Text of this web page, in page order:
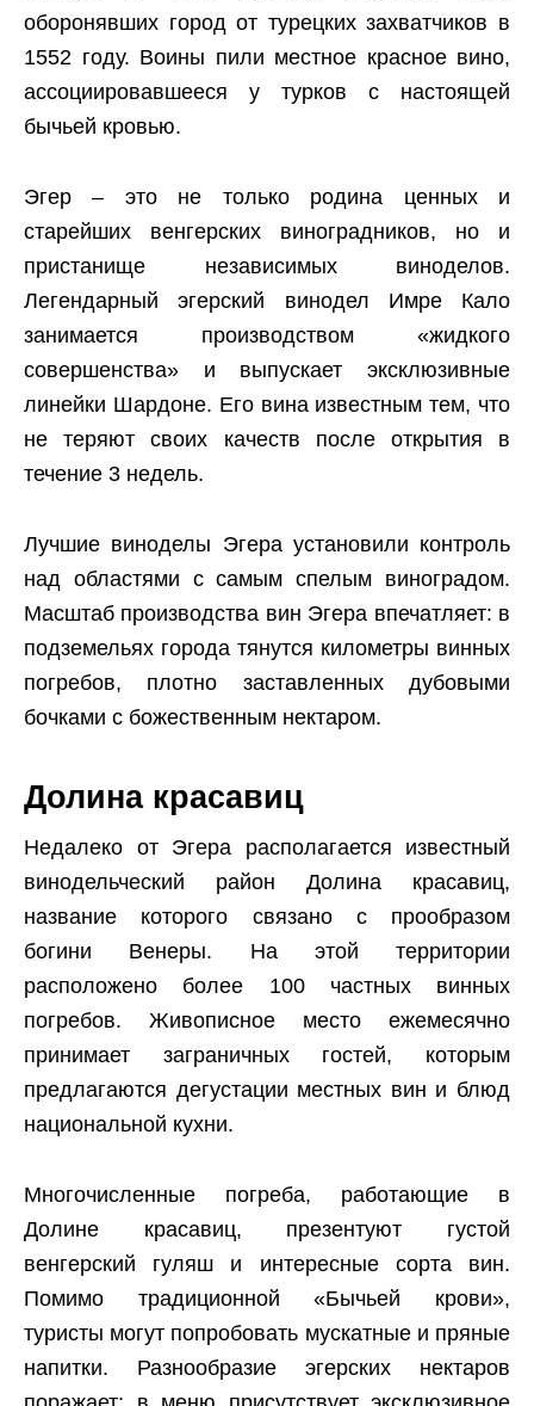
оборонявших город от турецких захватчиков в
1552 году. Воины пили местное красное вино,
ассоциировавшееся у турков с настоящей
бычьей кровью.
Эгер – это не только родина ценных и
старейших венгерских виноградников, но и
пристанище независимых виноделов.
Легендарный эгерский винодел Имре Кало
занимается производством «жидкого
совершенства» и выпускает эксклюзивные
линейки Шардоне. Его вина известным тем, что
не теряют своих качеств после открытия в
течение 3 недель.
Лучшие виноделы Эгера установили контроль
над областями с самым спелым виноградом.
Масштаб производства вин Эгера впечатляет: в
подземельях города тянутся километры винных
погребов, плотно заставленных дубовыми
бочками с божественным нектаром.
Долина красавиц
Недалеко от Эгера располагается известный
винодельческий район Долина красавиц,
название которого связано с прообразом
богини Венеры. На этой территории
расположено более 100 частных винных
погребов. Живописное место ежемесячно
принимает заграничных гостей, которым
предлагаются дегустации местных вин и блюд
национальной кухни.
Многочисленные погреба, работающие в
Долине красавиц, презентуют густой
венгерский гуляш и интересные сорта вин.
Помимо традиционной «Бычьей крови»,
туристы могут попробовать мускатные и пряные
напитки. Разнообразие эгерских нектаров